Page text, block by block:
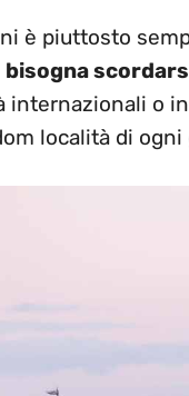
è piuttosto
bisogna
internazionali o
località di ogni